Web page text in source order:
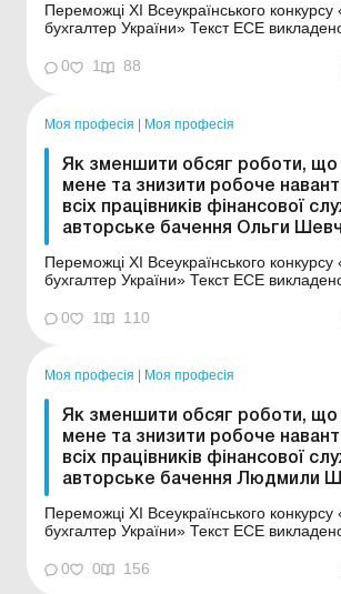
Переможці XI Всеукраїнського
бухгалтер України» Текст ЕСЕ викладено
міської ради Донецької області на посаді
0 1 88
Моя професія | Моя професія
Як зменшити обсяг роботи, що
мене та знизити робоче
всіх працівників фінансової
авторське бачення Ольги
Переможці XI Всеукраїнського
бухгалтер України» Текст ЕСЕ
де та як працювати не наражаючи себе
початком цієї жахливої війни наше
0 1 110
Моя професія | Моя професія
Як зменшити обсяг роботи, що
мене та знизити робоче
всіх працівників фінансової
авторське бачення Людмили
Переможці XI Всеукраїнського
бухгалтер України» Текст ЕСЕ
раніше…» Знайомо? Як часто ми
свій день максимальну кількість
0 0 156